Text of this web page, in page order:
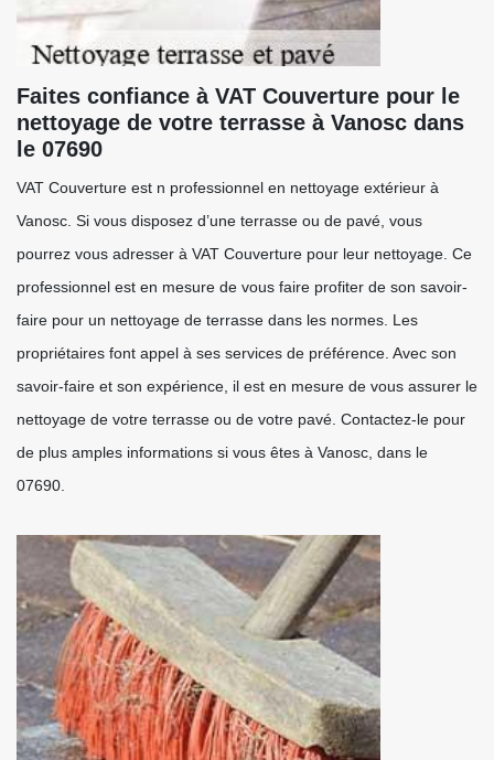
Faites confiance à VAT Couverture pour le
nettoyage de votre terrasse à Vanosc dans
le 07690
VAT Couverture est n professionnel en nettoyage extérieur à
Vanosc. Si vous disposez d’une terrasse ou de pavé, vous
pourrez vous adresser à VAT Couverture pour leur nettoyage. Ce
professionnel est en mesure de vous faire profiter de son savoir-
faire pour un nettoyage de terrasse dans les normes. Les
propriétaires font appel à ses services de préférence. Avec son
savoir-faire et son expérience, il est en mesure de vous assurer le
nettoyage de votre terrasse ou de votre pavé. Contactez-le pour
de plus amples informations si vous êtes à Vanosc, dans le
07690.